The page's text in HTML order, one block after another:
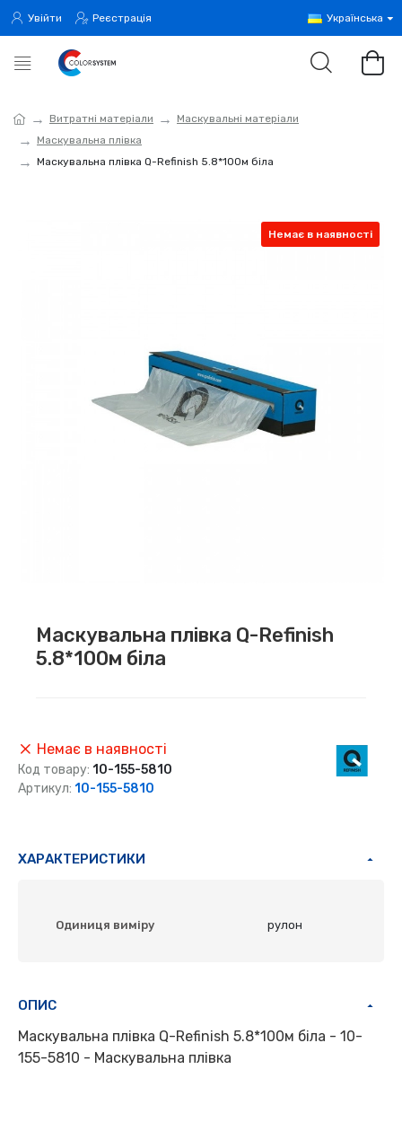
Увійти Реєстрація Українська
Витратні матеріали
Маскувальні матеріали
Маскувальна плівка
Маскувальна плівка Q-Refinish 5.8*100м біла
Немає в наявності
Маскувальна плівка Q-Refinish
5.8*100м біла
Немає в наявності
Код товару: 10-155-5810
Артикул: 10-155-5810
ХАРАКТЕРИСТИКИ
Одиниця виміру рулон
ОПИС
Маскувальна плівка Q-Refinish 5.8*100м біла - 10-
155-5810 - Маскувальна плівка